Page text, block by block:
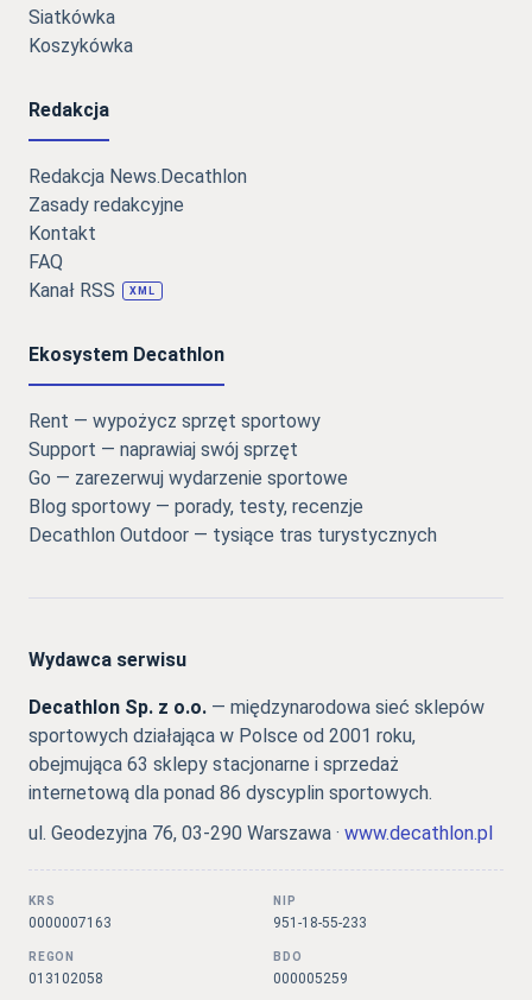
Siatkówka
Koszykówka
Redakcja
Redakcja News.Decathlon
Zasady redakcyjne
Kontakt
FAQ
Kanał RSS
XML
Ekosystem Decathlon
Rent — wypożycz sprzęt sportowy
Support — naprawiaj swój sprzęt
Go — zarezerwuj wydarzenie sportowe
Blog sportowy — porady, testy, recenzje
Decathlon Outdoor — tysiące tras turystycznych
Wydawca serwisu
Decathlon Sp. z o.o. — międzynarodowa sieć sklepów
sportowych działająca w Polsce od 2001 roku,
obejmująca 63 sklepy stacjonarne i sprzedaż
internetową dla ponad 86 dyscyplin sportowych.
ul. Geodezyjna 76, 03-290 Warszawa · www.decathlon.pl
KRS
0000007163
NIP
951-18-55-233
REGON
013102058
BDO
000005259